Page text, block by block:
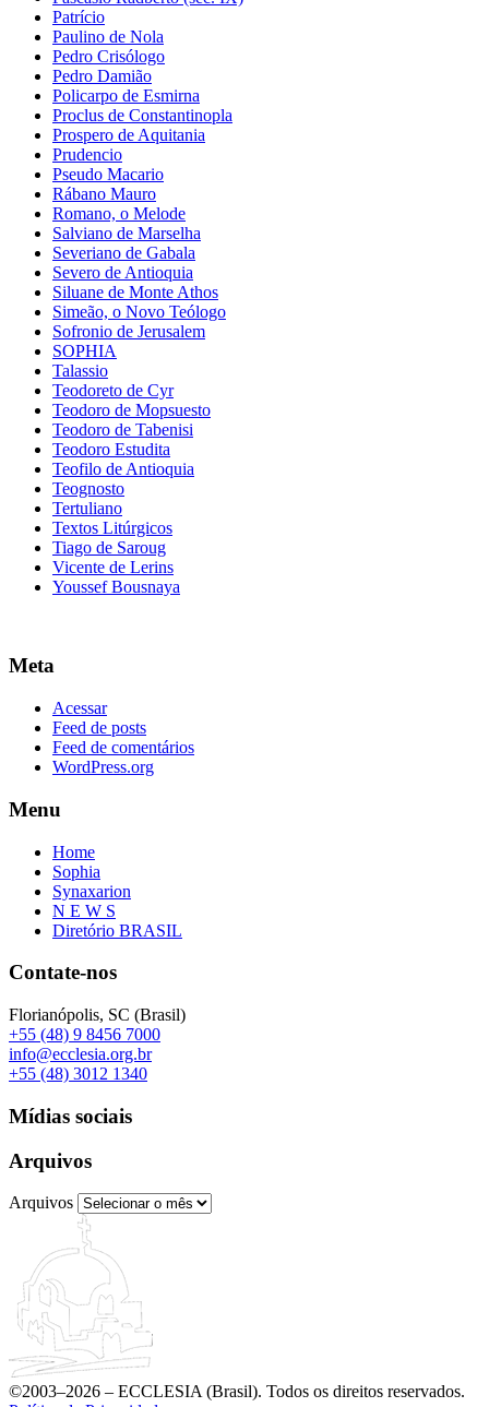
Patrício
Paulino de Nola
Pedro Crisólogo
Pedro Damião
Policarpo de Esmirna
Proclus de Constantinopla
Prospero de Aquitania
Prudencio
Pseudo Macario
Rábano Mauro
Romano, o Melode
Salviano de Marselha
Severiano de Gabala
Severo de Antioquia
Siluane de Monte Athos
Simeão, o Novo Teólogo
Sofronio de Jerusalem
SOPHIA
Talassio
Teodoreto de Cyr
Teodoro de Mopsuesto
Teodoro de Tabenisi
Teodoro Estudita
Teofilo de Antioquia
Teognosto
Tertuliano
Textos Litúrgicos
Tiago de Saroug
Vicente de Lerins
Youssef Bousnaya
Meta
Acessar
Feed de posts
Feed de comentários
WordPress.org
Menu
Home
Sophia
Synaxarion
N E W S
Diretório BRASIL
Contate-nos
Florianópolis, SC (Brasil)
+55 (48) 9 8456 7000
info@ecclesia.org.br
+55 (48) 3012 1340
Mídias sociais
Arquivos
Arquivos
©2003–2026 – ECCLESIA (Brasil). Todos os direitos reservados.